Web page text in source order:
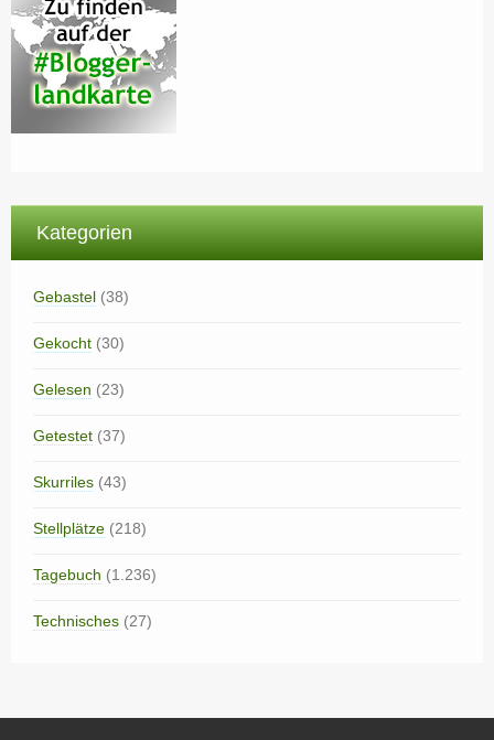
Kategorien
Gebastel (38)
Gekocht (30)
Gelesen (23)
Getestet (37)
Skurriles (43)
Stellplätze (218)
Tagebuch (1.236)
Technisches (27)